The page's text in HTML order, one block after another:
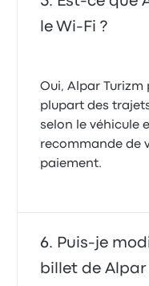
le Wi-Fi ?
Oui, Alpar Turizm
plupart des
selon le véhicule
recommande de
paiement.
Puis-je
billet de Alpar